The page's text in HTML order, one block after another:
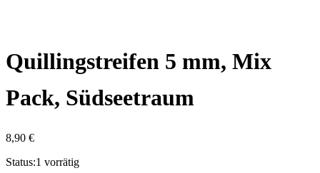
Quillingstreifen 5 mm, Mix
Pack, Südseetraum
8,90 €
Status:1 vorrätig